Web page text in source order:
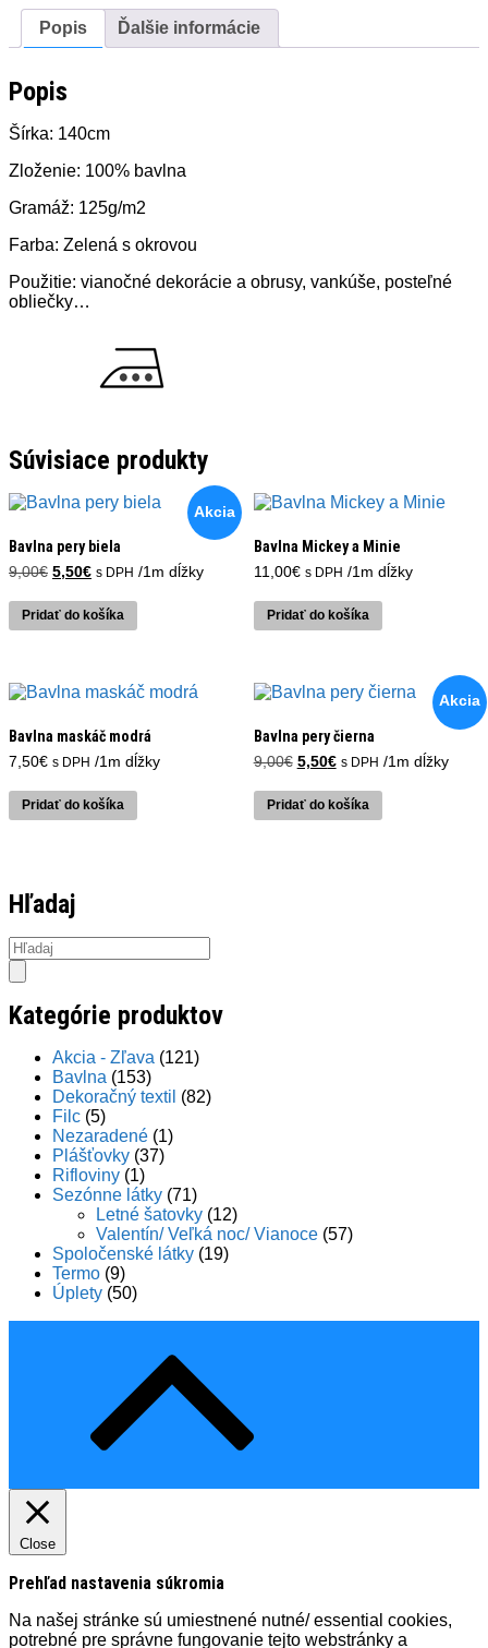
Popis Ďalšie informácie
Popis
Šírka: 140cm
Zloženie: 100% bavlna
Gramáž: 125g/m2
Farba: Zelená s okrovou
Použitie: vianočné dekorácie a obrusy, vankúše, posteľné
obliečky…
Súvisiace produkty
Akcia
Bavlna pery biela
9,00€ Pôvodná
bola:
9,00€.
5,50€Aktuálna
je:
5,50€.
s DPH /1m dĺžky
Pridať do košíka
Bavlna Mickey a Minie
11,00€ s DPH /1m dĺžky
Pridať do košíka
Bavlna maskáč modrá
7,50€ s DPH /1m dĺžky
Pridať do košíka
Akcia
Bavlna pery čierna
9,00€ Pôvodná
bola:
9,00€.
5,50€Aktuálna
je:
5,50€.
s DPH /1m dĺžky
Pridať do košíka
Hľadaj
Products
search
Kategórie produktov
Akcia - Zľava (121)
Bavlna (153)
Dekoračný textil (82)
Filc (5)
Nezaradené (1)
Plášťovky (37)
Rifloviny (1)
Sezónne látky (71)
Letné šatovky (12)
Valentín/ Veľká noc/ Vianoce (57)
Spoločenské látky (19)
Termo (9)
Úplety (50)
Close
Prehľad nastavenia súkromia
Na našej stránke sú umiestnené nutné/ essential cookies,
potrebné pre správne fungovanie tejto webstránky a